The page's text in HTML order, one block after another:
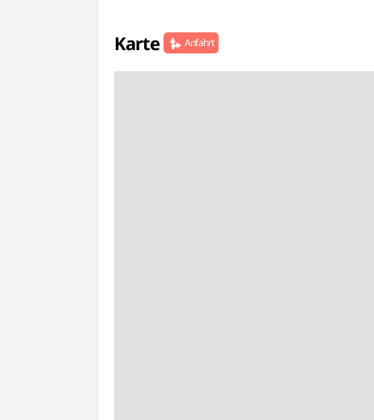
Karte Anfahrt